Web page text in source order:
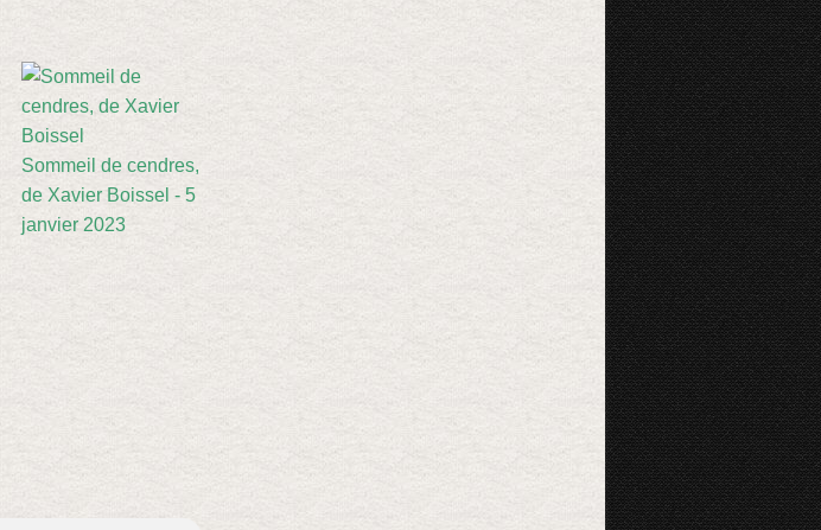
Sommeil de cendres,
de Xavier Boissel - 5
janvier 2023